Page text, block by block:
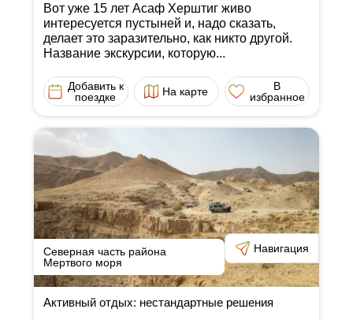
Вот уже 15 лет Асаф Херштиг живо
интересуется пустыней и, надо сказать,
делает это заразительно, как никто другой.
Название экскурсии, которую...
Добавить к
поездке
На карте
В
избранное
Северная часть района
Мертвого моря
Навигация
Активный отдых: нестандартные решения